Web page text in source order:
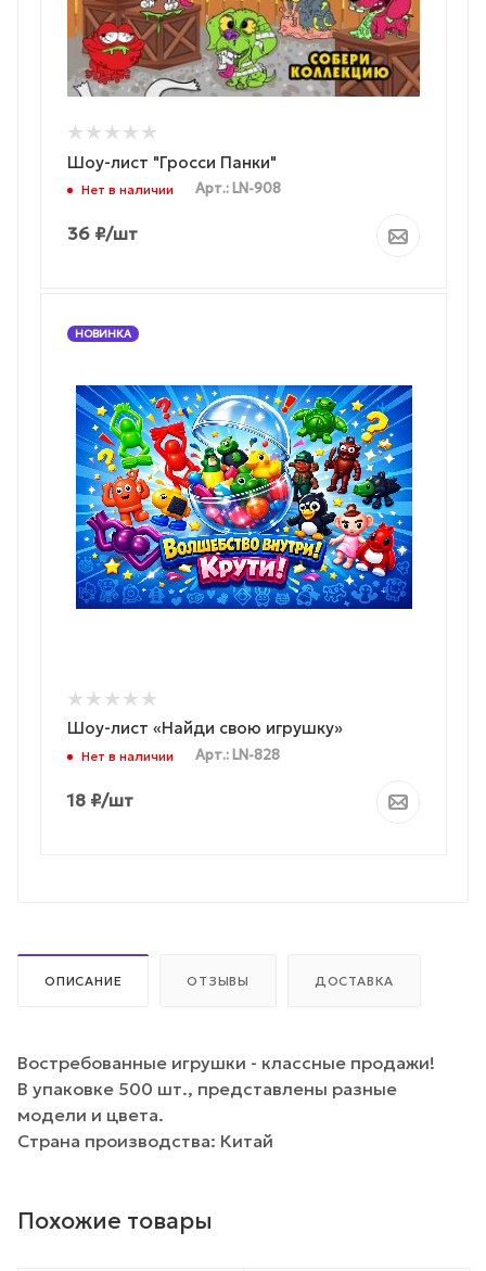
Шоу-лист "Гросси Панки"
Нет в наличии Арт.: LN-908
36 ₽/шт
НОВИНКА
Шоу-лист «Найди свою игрушку»
Нет в наличии Арт.: LN-828
18 ₽/шт
ОПИСАНИЕ ОТЗЫВЫ ДОСТАВКА
Востребованные игрушки - классные продажи!
В упаковке 500 шт., представлены разные
модели и цвета.
Страна производства: Китай
Похожие товары